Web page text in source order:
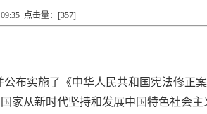
09:35 点击量：[357]
布实施了《中华人民共和国宪法修正
家从新时代坚持和发展中国特色社会主